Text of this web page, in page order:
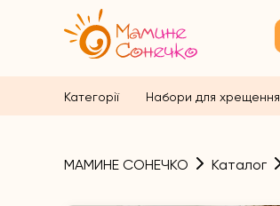
Категорії Набори для хрещення
МАМИНЕ СОНЕЧКО Каталог